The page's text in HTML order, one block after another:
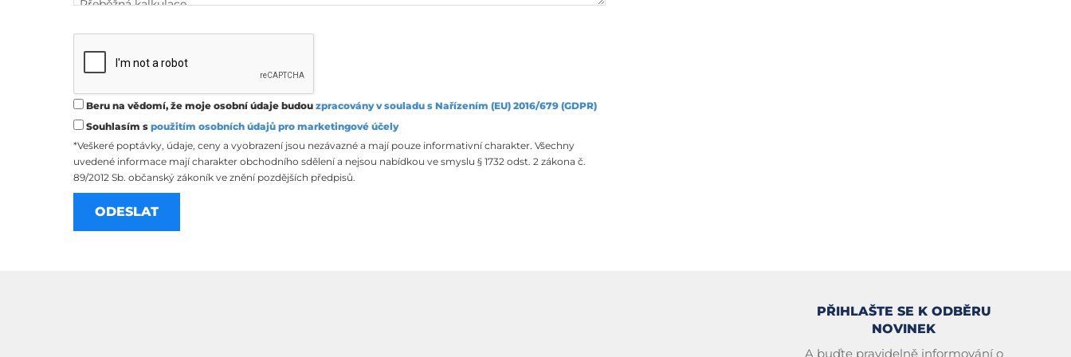
Beru na vědomí, že moje osobní údaje budou zpracovány v souladu s Nařízením (EU) 2016/679 (GDPR)
Souhlasím s použitím osobních údajů pro marketingové účely
*Veškeré poptávky, údaje, ceny a vyobrazení jsou nezávazné a mají pouze informativní charakter. Všechny
uvedené informace mají charakter obchodního sdělení a nejsou nabídkou ve smyslu § 1732 odst. 2 zákona č.
89/2012 Sb. občanský zákoník ve znění pozdějších předpisů.
PŘIHLAŠTE SE K ODBĚRU
NOVINEK
A buďte pravidelně informování o